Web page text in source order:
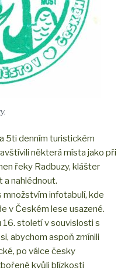
5ti denním turistickém
některá místa jako při
řeky Radbuzy, klášter
a nahlédnout.
množstvím infotabulí, kde
v Českém lese usazené.
16. století v souvislosti s
abychom aspoň zmínili
po válce česky
kvůli blízkosti